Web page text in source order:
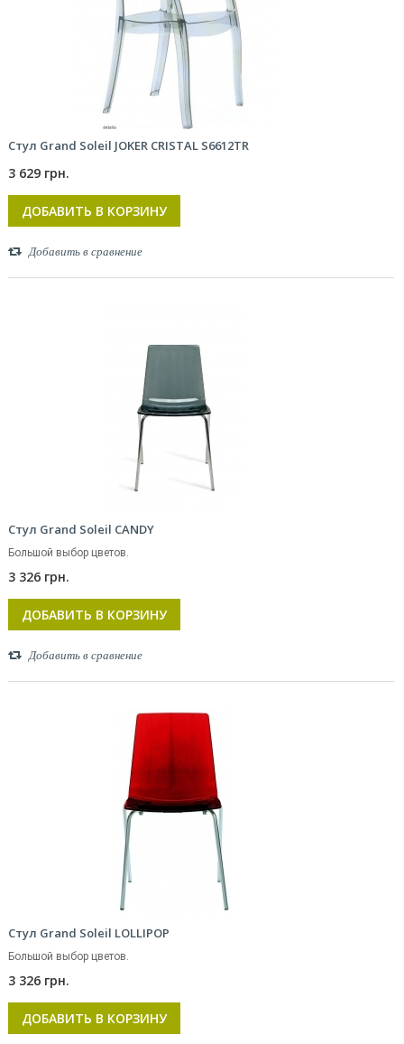
Стул Grand Soleil JOKER CRISTAL S6612TR
3 629 грн.
ДОБАВИТЬ В КОРЗИНУ
Добавить в сравнение
Стул Grand Soleil CANDY
Большой выбор цветов.
3 326 грн.
ДОБАВИТЬ В КОРЗИНУ
Добавить в сравнение
Стул Grand Soleil LOLLIPOP
Большой выбор цветов.
3 326 грн.
ДОБАВИТЬ В КОРЗИНУ